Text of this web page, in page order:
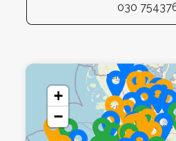
030
+
−